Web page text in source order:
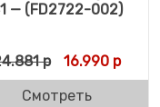
составляла 19.990
13.990 р.
— (FD2722-002)
р 16.990р
Смотреть